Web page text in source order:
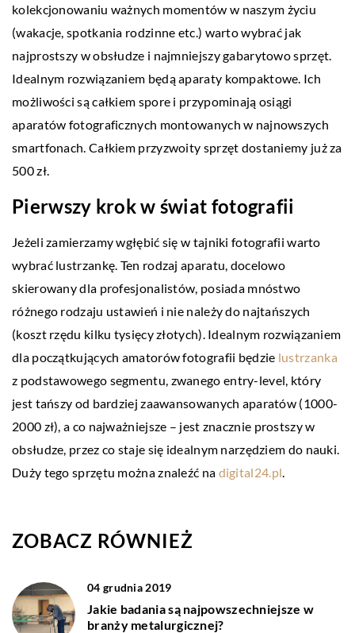
kolekcjonowaniu ważnych momentów w naszym życiu
(wakacje, spotkania rodzinne etc.) warto wybrać jak
najprostszy w obsłudze i najmniejszy gabarytowo sprzęt.
Idealnym rozwiązaniem będą aparaty kompaktowe. Ich
możliwości są całkiem spore i przypominają osiągi
aparatów fotograficznych montowanych w najnowszych
smartfonach. Całkiem przyzwoity sprzęt dostaniemy już za
500 zł.
Pierwszy krok w świat fotografii
Jeżeli zamierzamy wgłębić się w tajniki fotografii warto
wybrać lustrzankę. Ten rodzaj aparatu, docelowo
skierowany dla profesjonalistów, posiada mnóstwo
różnego rodzaju ustawień i nie należy do najtańszych
(koszt rzędu kilku tysięcy złotych). Idealnym rozwiązaniem
dla początkujących amatorów fotografii będzie lustrzanka
z podstawowego segmentu, zwanego entry-level, który
jest tańszy od bardziej zaawansowanych aparatów (1000-
2000 zł), a co najważniejsze – jest znacznie prostszy w
obsłudze, przez co staje się idealnym narzędziem do nauki.
Duży tego sprzętu można znaleźć na digital24.pl
ZOBACZ RÓWNIEŻ
04 grudnia 2019
Jakie badania są najpowszechniejsze w
branży metalurgicznej?